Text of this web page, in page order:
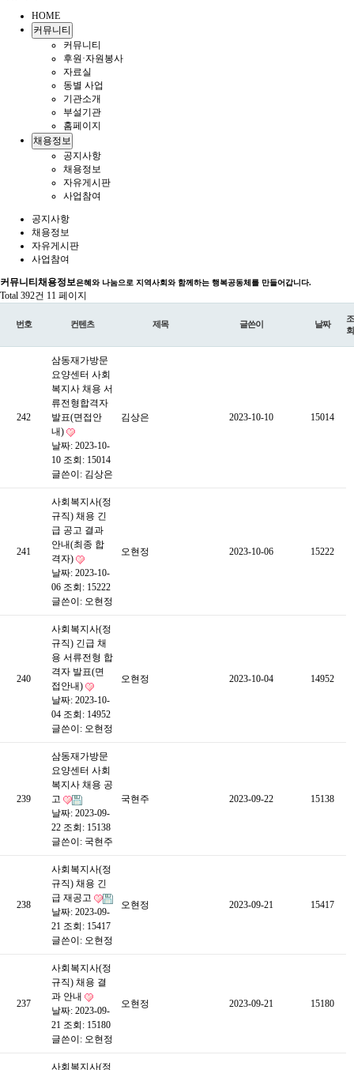
HOME
커뮤니티
커뮤니티
후원·자원봉사
자료실
동별 사업
기관소개
부설기관
홈페이지
채용정보
공지사항
채용정보
자유게시판
사업참여
공지사항
채용정보
자유게시판
사업참여
커뮤니티 채용정보은혜와 나눔으로 지역사회와 함께하는 행복공동체를 만들어갑니다.
Total 392건 11 페이지
번호 컨텐츠 제목 글쓴이 날짜
조
회
242
삼동재가방문
요양센터 사회
복지사 채용 서
류전형합격자
발표(면접안
내)
날짜: 2023-10-
10 조회: 15014
글쓴이: 김상은
김상은 2023-10-10 15014
241
사회복지사(정
규직) 채용 긴
급 공고 결과
안내(최종 합
격자)
날짜: 2023-10-
06 조회: 15222
글쓴이: 오현정
오현정 2023-10-06 15222
240
사회복지사(정
규직) 긴급 채
용 서류전형 합
격자 발표(면
접안내)
날짜: 2023-10-
04 조회: 14952
글쓴이: 오현정
오현정 2023-10-04 14952
239
삼동재가방문
요양센터 사회
복지사 채용 공
고
날짜: 2023-09-
22 조회: 15138
글쓴이: 국현주
국현주 2023-09-22 15138
238
사회복지사(정
규직) 채용 긴
급 재공고
날짜: 2023-09-
21 조회: 15417
글쓴이: 오현정
오현정 2023-09-21 15417
237
사회복지사(정
규직) 채용 결
과 안내
날짜: 2023-09-
21 조회: 15180
글쓴이: 오현정
오현정 2023-09-21 15180
사회복지사(정